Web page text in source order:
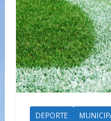
DEPORTE